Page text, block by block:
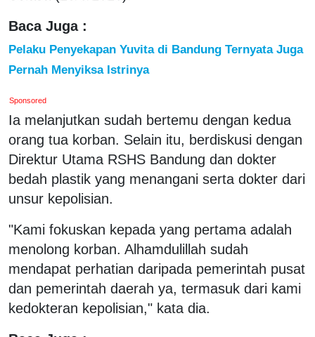
Baca Juga :
Pelaku Penyekapan Yuvita di Bandung Ternyata Juga
Pernah Menyiksa Istrinya
Sponsored
Ia melanjutkan sudah bertemu dengan kedua
orang tua korban. Selain itu, berdiskusi dengan
Direktur Utama RSHS Bandung dan dokter
bedah plastik yang menangani serta dokter dari
unsur kepolisian.
"Kami fokuskan kepada yang pertama adalah
menolong korban. Alhamdulillah sudah
mendapat perhatian daripada pemerintah pusat
dan pemerintah daerah ya, termasuk dari kami
kedokteran kepolisian," kata dia.